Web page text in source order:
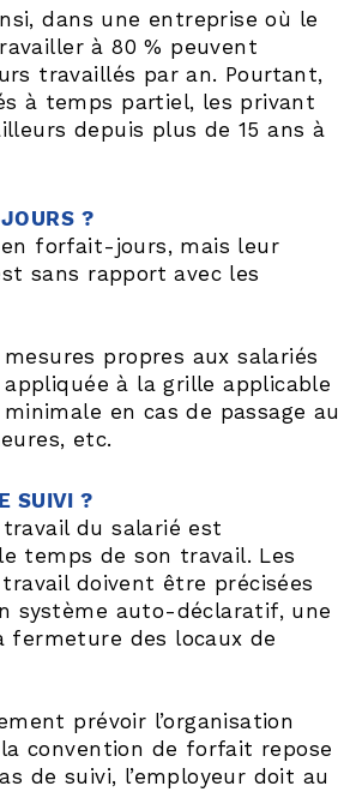
dans une entreprise où le
à 80 % peuvent
travaillés par an. Pourtant,
à temps partiel, les privant
depuis plus de 15 ans à
?
forfait-jours, mais leur
sans rapport avec les
propres aux salariés
à la grille applicable
en cas de passage au
etc.
SUIVI ?
travail du salarié est
temps de son travail. Les
doivent être précisées
système auto-déclaratif, une
fermeture des locaux de
prévoir l’organisation
convention de forfait repose
de suivi, l’employeur doit au